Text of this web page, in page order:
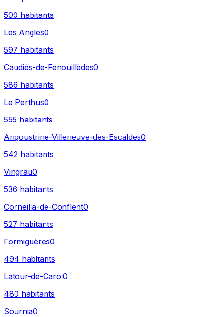
599 habitants
Les Angles0
597 habitants
Caudiès-de-Fenouillèdes0
586 habitants
Le Perthus0
555 habitants
Angoustrine-Villeneuve-des-Escaldes0
542 habitants
Vingrau0
536 habitants
Corneilla-de-Conflent0
527 habitants
Formiguères0
494 habitants
Latour-de-Carol0
480 habitants
Sournia0